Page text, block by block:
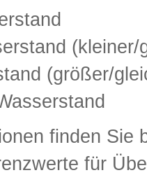
(kleiner/
(größer/
finden Sie
für